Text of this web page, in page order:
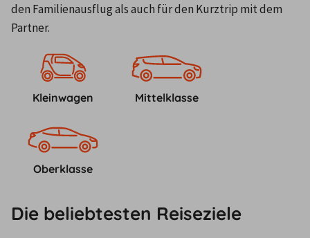
den Familienausflug als auch für den Kurztrip mit dem
Partner.
Kleinwagen Mittelklasse
Oberklasse
Die beliebtesten Reiseziele